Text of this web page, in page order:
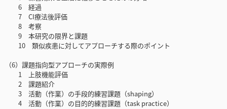
6 経過
7 CI療法後評価
8 考察
9 本研究の限界と課題
10 類似疾患に対してアプローチする際のポイント
（6）課題指向型アプローチの実際例
1 上肢機能評価
2 課題紹介
3 活動（作業）の手段的練習課題（shaping）
4 活動（作業）の目的的練習課題（task practice）